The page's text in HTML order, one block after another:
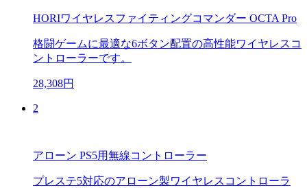
HORIワイヤレスファイティングコマンダー OCTA Pro
格闘ゲームに最適な6ボタン配置の高性能ワイヤレスコ
ントローラーです。
28,308円
2
アローン PS5用無線コントローラー
プレステ5対応のアローン製ワイヤレスコントローラ